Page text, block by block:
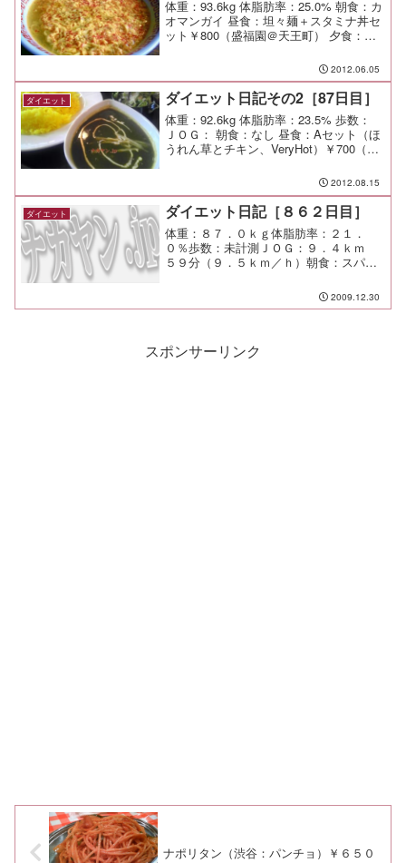
体重：93.6kg 体脂肪率：25.0% 朝食：カ
オマンガイ 昼食：坦々麺＋スタミナ丼セ
ット￥800（盛福園＠天王町） 夕食：
食： メモ：今夜はジョグりたい2012.06.05
ダイエット ダイエット日記その2［87日目］
体重：92.6kg 体脂肪率：23.5% 歩数：
ＪＯＧ： 朝食：なし 昼食：Aセット（ほ
うれん草とチキン、VeryHot）￥700（ム
2012.08.15
ダイエット ダイエット日記［８６２日目］
体重：８７．０ｋｇ体脂肪率：２１．
０％歩数：未計測ＪＯＧ：９．４ｋｍ
５９分（９．５ｋｍ／ｈ）朝食：スパゲ
夕食：刺身、ハラス焼、缶酎ハイｘ１間
食：メモ：さ！もうすぐ正月だ！短い休
2009.12.30
スポンサーリンク
ナポリタン（渋谷：パンチョ）￥６５０